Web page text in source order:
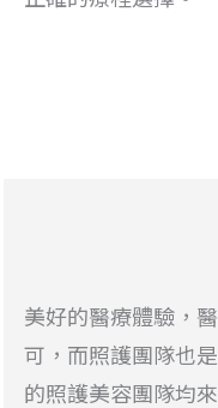
美好的醫療體驗，
可，而照護團隊也
的照護美容團隊均